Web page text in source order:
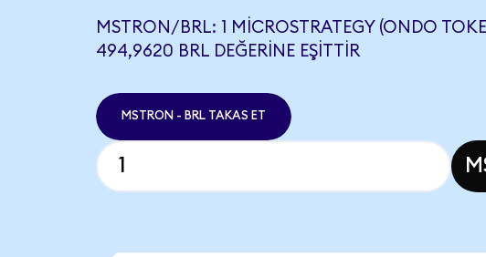
MSTRON/BRL: 1 MICROSTRATEGY (ONDO
494,9620 BRL DEĞERINE EŞITTIR
MSTRON - BRL TAKAS ET